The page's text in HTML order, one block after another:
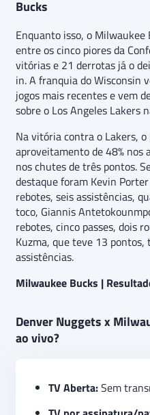
Bucks
Enquanto isso, o Milwaukee
entre os cinco piores da
vitórias e 21 derrotas já o
in. A franquia do Wisconsin
jogos mais recentes e vem
sobre o Los Angeles Lakers
Na vitória contra o Lakers,
aproveitamento de 48% nos
nos chutes de três pontos.
destaque foram Kevin
rebotes, seis assistências,
toco, Giannis
rebotes, cinco passes, dois
Kuzma, que teve 13 pontos,
assistências.
Milwaukee Bucks |
Denver Nuggets x
ao vivo?
TV Aberta:Sem